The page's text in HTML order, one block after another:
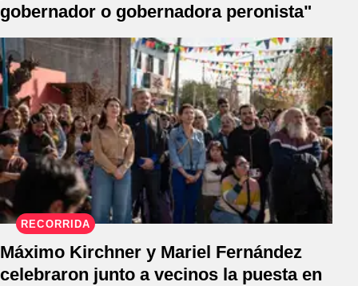
gobernador o gobernadora peronista"
RECORRIDA
Máximo Kirchner y Mariel Fernández
celebraron junto a vecinos la puesta en